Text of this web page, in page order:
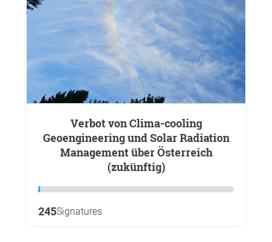
Verbot von Clima-cooling
Geoengineering und Solar Radiation
Management über Österreich
(zukünftig)
245Signatures